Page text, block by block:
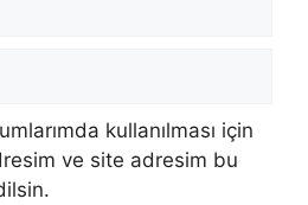
kullanılması için
ve site adresim bu